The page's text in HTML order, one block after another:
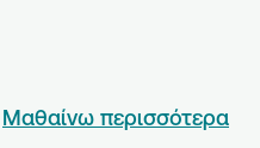
Μαθαίνω περισσότερα